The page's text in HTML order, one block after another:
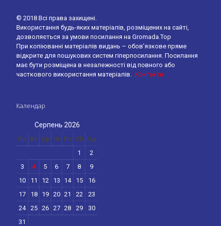
© 2018 Всі права захищені.
Використання будь-яких матеріалів, розміщених на сайті,
дозволяється за умови посилання на Gromada.Top
При копіюванні матеріалів видань – обов’язкове пряме
відкрите для пошукових систем гіперпосилання. Посилання
має бути розміщена в незалежності від повного або
часткового використання матеріалів. Контакти
Календар
Серпень 2026
Пн Вт Ср Чт Пт Сб Нд
1
2
3
4 5 6 7 8
9
10
11 12 13 14 15
16
17
18 19 20 21 22
23
24
25 26 27 28 29
30
31